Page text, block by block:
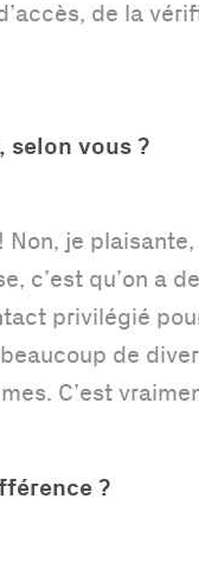
de la
selon vous ?
Non, je
c’est qu’on a
privilégié
de
C’est
?